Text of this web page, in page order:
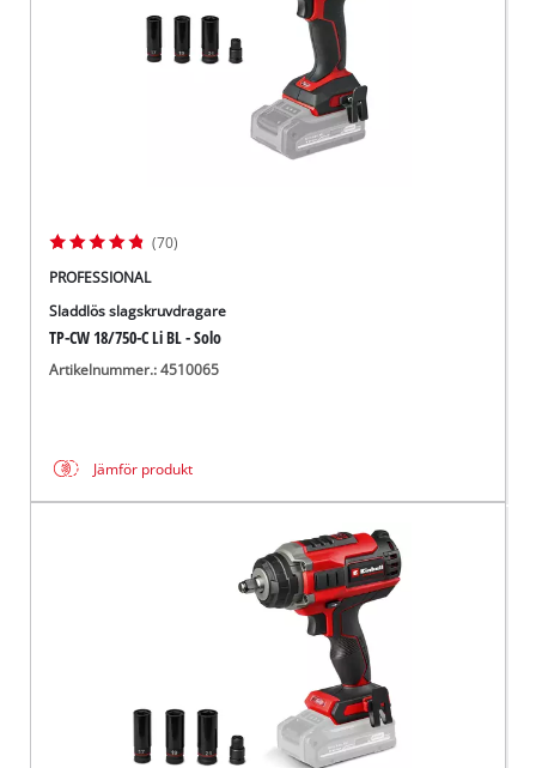
(70)
PROFESSIONAL
Sladdlös slagskruvdragare
TP-CW 18/750-C Li BL - Solo
Artikelnummer.: 4510065
Jämför produkt